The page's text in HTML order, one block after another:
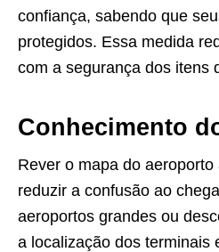
confiança, sabendo que
protegidos. Essa medida
com a segurança dos itens
Conhecimento
Rever o mapa do
reduzir a confusão ao
aeroportos grandes ou
a localização dos terminais